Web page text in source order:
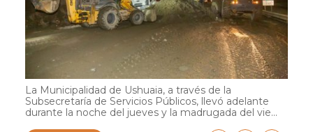
La Municipalidad de Ushuaia, a través de la
Subsecretaría de Servicios Públicos, llevó adelante
durante la noche del jueves y la madrugada del vie...